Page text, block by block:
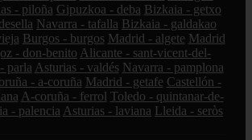
- piloña Gipuzkoa - deba Bizkaia - getxo
Navarra - tafalla Bizkaia - galdakao
Burgos - burgos Madrid - algete Madrid
- don-benito Alicante - sant-vicent-del-
parla Asturias - valdés Navarra - pamplona
- a-coruña Madrid - getafe Castellón -
A-coruña - ferrol Toledo - quintanar-de-
- palencia Asturias - laviana Lleida - seròs